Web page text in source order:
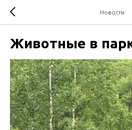
Новости
Животные в